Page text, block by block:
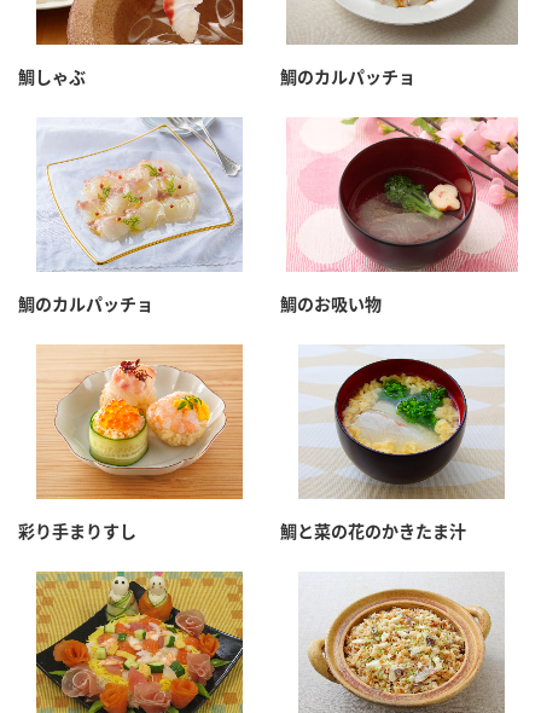
鯛しゃぶ 鯛のカルパッチョ
鯛のカルパッチョ 鯛のお吸い物
彩り手まりすし 鯛と菜の花のかきたま汁